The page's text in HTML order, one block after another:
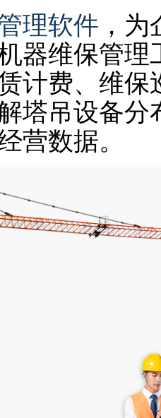
理软件 ，
器维保管
计费、维
塔吊设备
营数据。